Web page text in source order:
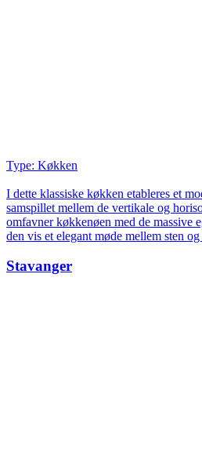
Type: Køkken
I dette klassiske køkken etableres et
samspillet mellem de vertikale og
omfavner køkkenøen med de massive
den vis et elegant møde mellem sten
Stavanger